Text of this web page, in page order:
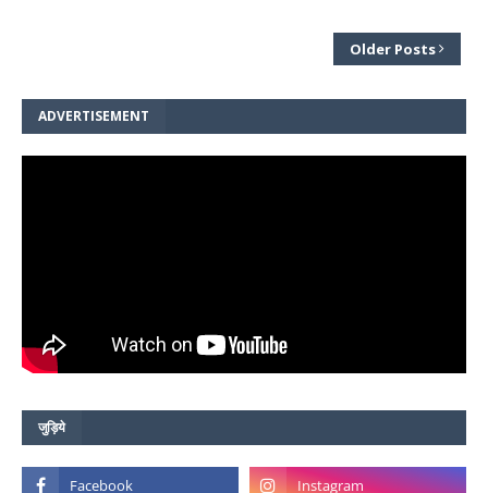
Older Posts
ADVERTISEMENT
जुड़िये